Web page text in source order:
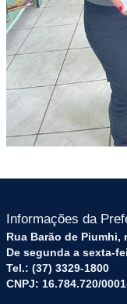
Informações da
Rua Barão de Piumhi,
De segunda a sexta-
Tel.: (37) 3329-1800
CNPJ: 16.784.720/